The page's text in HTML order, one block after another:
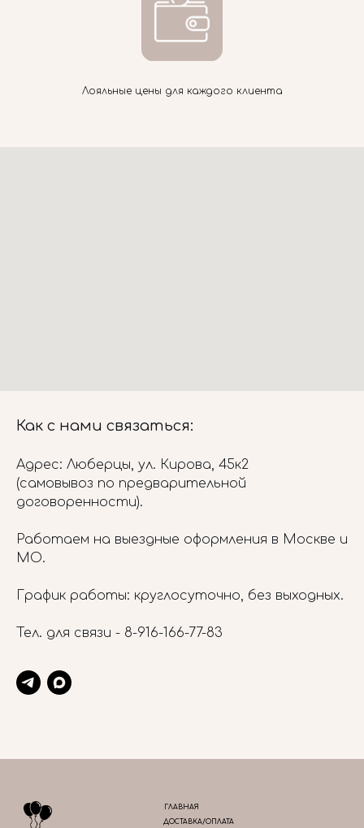
Лояльные цены для каждого клиента
Как с нами связаться:
Адрес: Люберцы, ул. Кирова, 45к2
(самовывоз по предварительной
договоренности).
Работаем на выездные оформления в Москве и
МО.
График работы: круглосуточно, без выходных.
Тел. для связи - 8-916-166-77-83
ГЛАВНАЯ
ДОСТАВКА/ОПЛАТА